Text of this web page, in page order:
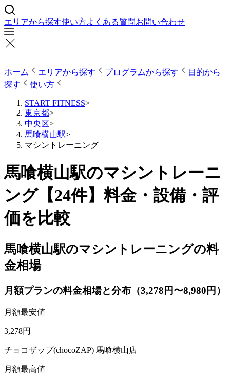
エリアから探す使い方よくある質問お問い合わせ
ホーム エリアから探す プログラムから探す
目的から
探す
使い方
START FITNESS>
東京都>
中央区>
馬喰横山駅>
マシントレーニング
馬喰横山駅のマシントレーニ
ング【24件】料金・設備・評
価を比較
馬喰横山駅のマシントレーニングの料
金相場
月額プランの料金相場と分布（3,278円〜8,980円）
月額最安値
3,278円
チョコザップ(chocoZAP) 馬喰横山店
月額最高値